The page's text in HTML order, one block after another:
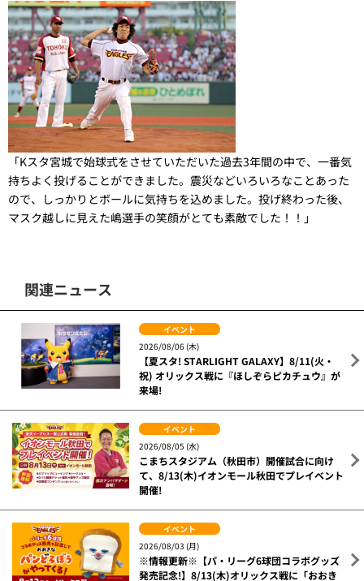
「Kスタ宮城で始球式をさせていただいた過去3年間の中で、一番気
持ちよく投げることができました。震災などいろいろなことあった
ので、しっかりとボールに気持ちを込めました。投げ終わった後、
マスク越しに見えた嶋選手の笑顔がとても素敵でした！！」
関連ニュース
イベント
2026/08/06 (木)
【夏スタ! STARLIGHT GALAXY】8/11(火・
祝) オリックス戦に『ほしぞらピカチュウ』が
来場!
イベント
2026/08/05 (水)
こまちスタジアム（秋田市）開催試合に向け
て、8/13(木)イオンモール秋田でプレイベント
開催!
イベント
2026/08/03 (月)
※情報更新※【パ・リーグ6球団コラボグッズ
発売記念!】8/13(木)オリックス戦に「おおき